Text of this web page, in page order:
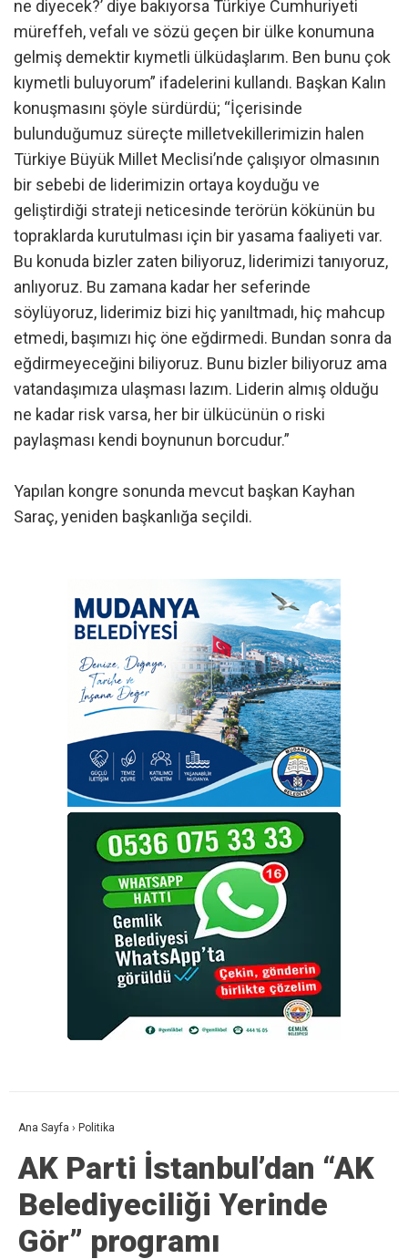
ne diyecek?’ diye bakıyorsa Türkiye Cumhuriyeti
müreffeh, vefalı ve sözü geçen bir ülke konumuna
gelmiş demektir kıymetli ülküdaşlarım. Ben bunu çok
kıymetli buluyorum” ifadelerini kullandı. Başkan Kalın
konuşmasını şöyle sürdürdü; “İçerisinde
bulunduğumuz süreçte milletvekillerimizin halen
Türkiye Büyük Millet Meclisi’nde çalışıyor olmasının
bir sebebi de liderimizin ortaya koyduğu ve
geliştirdiği strateji neticesinde terörün kökünün bu
topraklarda kurutulması için bir yasama faaliyeti var.
Bu konuda bizler zaten biliyoruz, liderimizi tanıyoruz,
anlıyoruz. Bu zamana kadar her seferinde
söylüyoruz, liderimiz bizi hiç yanıltmadı, hiç mahcup
etmedi, başımızı hiç öne eğdirmedi. Bundan sonra da
eğdirmeyeceğini biliyoruz. Bunu bizler biliyoruz ama
vatandaşımıza ulaşması lazım. Liderin almış olduğu
ne kadar risk varsa, her bir ülkücünün o riski
paylaşması kendi boynunun borcudur.”
Yapılan kongre sonunda mevcut başkan Kayhan
Saraç, yeniden başkanlığa seçildi.
Ana Sayfa › Politika
AK Parti İstanbul’dan “AK
Belediyeciliği Yerinde
Gör” programı